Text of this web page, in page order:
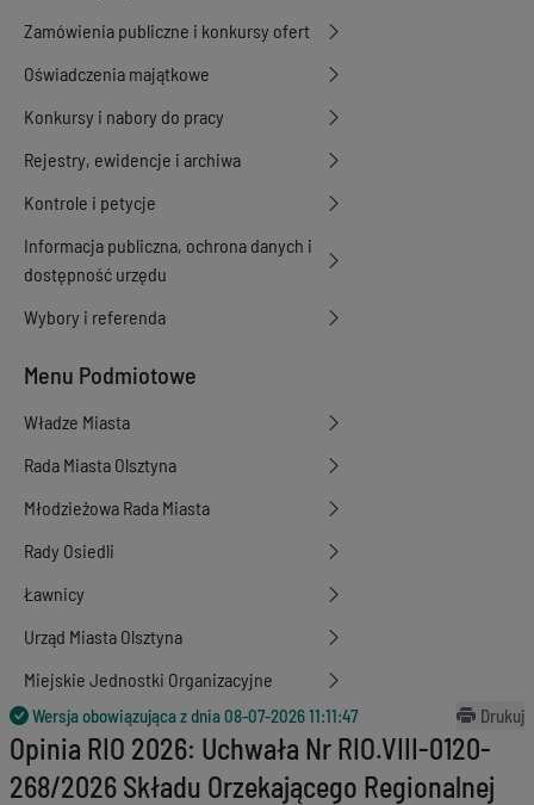
Zamówienia publiczne i konkursy ofert
Oświadczenia majątkowe
Konkursy i nabory do pracy
Rejestry, ewidencje i archiwa
Kontrole i petycje
Informacja publiczna, ochrona danych i
dostępność urzędu
Wybory i referenda
Menu Podmiotowe
Władze Miasta
Rada Miasta Olsztyna
Młodzieżowa Rada Miasta
Rady Osiedli
Ławnicy
Urząd Miasta Olsztyna
Miejskie Jednostki Organizacyjne
Wersja obowiązująca z dnia08-07-2026 11:11:47 Drukuj
Opinia RIO 2026: Uchwała Nr RIO.VIII-0120-
268/2026 Składu Orzekającego Regionalnej